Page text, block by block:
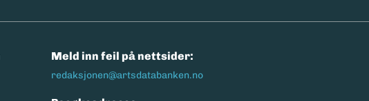
Meld inn feil på nettsider:
redaksjonen@artsdatabanken.no